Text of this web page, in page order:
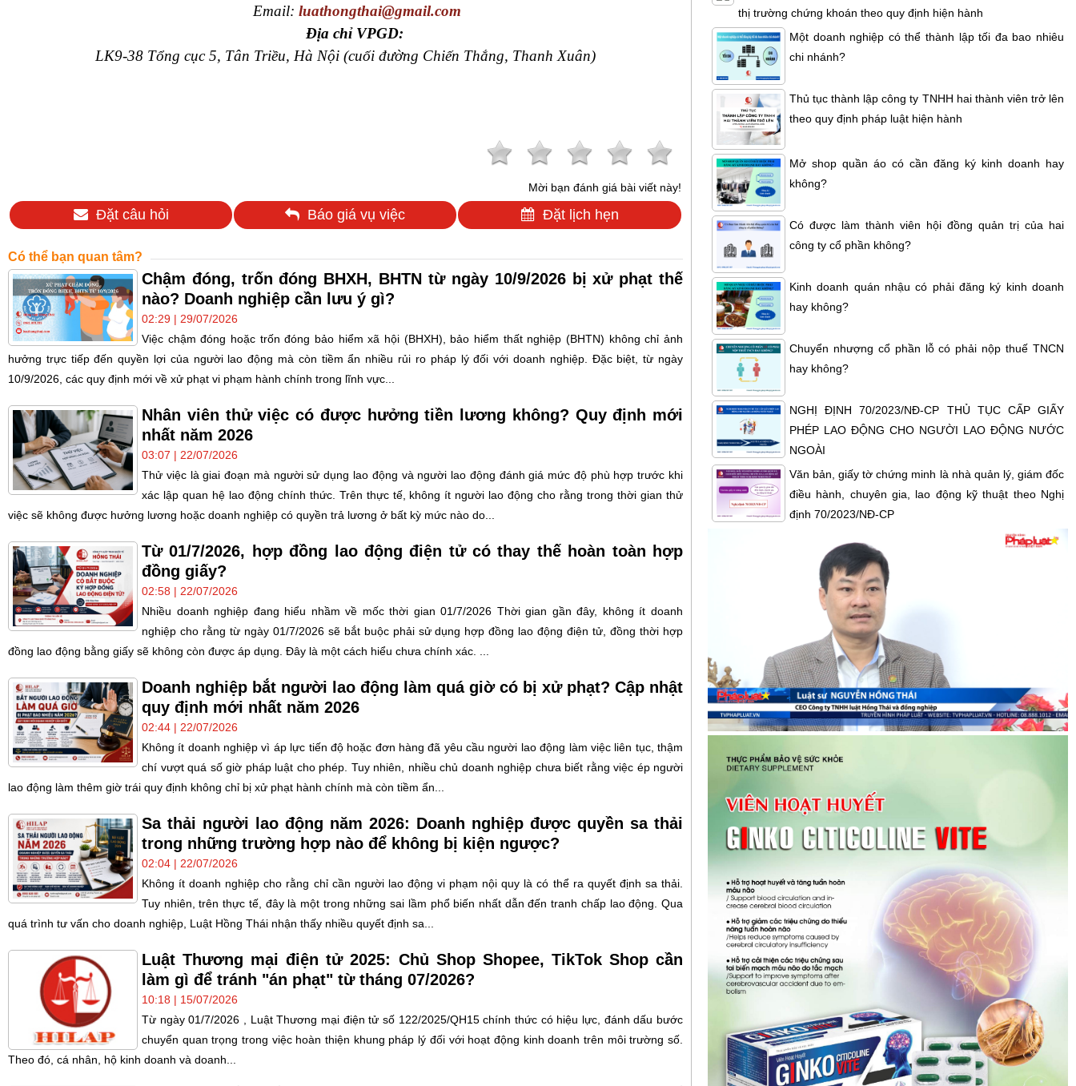
Email: luathongthai@gmail.com
Địa chỉ VPGD:
LK9-38 Tổng cục 5, Tân Triều, Hà Nội (cuối đường Chiến Thắng, Thanh Xuân)
Mời bạn đánh giá bài viết này!
Đặt câu hỏi Báo giá vụ việc Đặt lịch hẹn
Có thể bạn quan tâm?
Chậm đóng, trốn đóng BHXH, BHTN từ ngày 10/9/2026 bị xử phạt thế
nào? Doanh nghiệp cần lưu ý gì?
02:29 | 29/07/2026
Việc chậm đóng hoặc trốn đóng bảo hiểm xã hội (BHXH), bảo hiểm thất nghiệp (BHTN) không chỉ ảnh
hưởng trực tiếp đến quyền lợi của người lao động mà còn tiềm ẩn nhiều rủi ro pháp lý đối với doanh nghiệp. Đặc biệt, từ ngày
10/9/2026, các quy định mới về xử phạt vi phạm hành chính trong lĩnh vực...
Nhân viên thử việc có được hưởng tiền lương không? Quy định mới
nhất năm 2026
03:07 | 22/07/2026
Thử việc là giai đoạn mà người sử dụng lao động và người lao động đánh giá mức độ phù hợp trước khi
xác lập quan hệ lao động chính thức. Trên thực tế, không ít người lao động cho rằng trong thời gian thử
việc sẽ không được hưởng lương hoặc doanh nghiệp có quyền trả lương ở bất kỳ mức nào do...
Từ 01/7/2026, hợp đồng lao động điện tử có thay thế hoàn toàn hợp
đồng giấy?
02:58 | 22/07/2026
Nhiều doanh nghiệp đang hiểu nhầm về mốc thời gian 01/7/2026 Thời gian gần đây, không ít doanh
nghiệp cho rằng từ ngày 01/7/2026 sẽ bắt buộc phải sử dụng hợp đồng lao động điện tử, đồng thời hợp
đồng lao động bằng giấy sẽ không còn được áp dụng. Đây là một cách hiểu chưa chính xác. ...
Doanh nghiệp bắt người lao động làm quá giờ có bị xử phạt? Cập nhật
quy định mới nhất năm 2026
02:44 | 22/07/2026
Không ít doanh nghiệp vì áp lực tiến độ hoặc đơn hàng đã yêu cầu người lao động làm việc liên tục, thậm
chí vượt quá số giờ pháp luật cho phép. Tuy nhiên, nhiều chủ doanh nghiệp chưa biết rằng việc ép người
lao động làm thêm giờ trái quy định không chỉ bị xử phạt hành chính mà còn tiềm ẩn...
Sa thải người lao động năm 2026: Doanh nghiệp được quyền sa thải
trong những trường hợp nào để không bị kiện ngược?
02:04 | 22/07/2026
Không ít doanh nghiệp cho rằng chỉ cần người lao động vi phạm nội quy là có thể ra quyết định sa thải.
Tuy nhiên, trên thực tế, đây là một trong những sai lầm phổ biến nhất dẫn đến tranh chấp lao động. Qua
quá trình tư vấn cho doanh nghiệp, Luật Hồng Thái nhận thấy nhiều quyết định sa...
Luật Thương mại điện tử 2025: Chủ Shop Shopee, TikTok Shop cần
làm gì để tránh "án phạt" từ tháng 07/2026?
10:18 | 15/07/2026
Từ ngày 01/7/2026 , Luật Thương mại điện tử số 122/2025/QH15 chính thức có hiệu lực, đánh dấu bước
chuyển quan trọng trong việc hoàn thiện khung pháp lý đối với hoạt động kinh doanh trên môi trường số.
Theo đó, cá nhân, hộ kinh doanh và doanh...
thị trường chứng khoán theo quy định hiện hành
Một doanh nghiệp có thể thành lập tối đa bao nhiêu
chi nhánh?
Thủ tục thành lập công ty TNHH hai thành viên trở lên
theo quy định pháp luật hiện hành
Mở shop quần áo có cần đăng ký kinh doanh hay
không?
Có được làm thành viên hội đồng quản trị của hai
công ty cổ phần không?
Kinh doanh quán nhậu có phải đăng ký kinh doanh
hay không?
Chuyển nhượng cổ phần lỗ có phải nộp thuế TNCN
hay không?
NGHỊ ĐỊNH 70/2023/NĐ-CP THỦ TỤC CẤP GIẤY
PHÉP LAO ĐỘNG CHO NGƯỜI LAO ĐỘNG NƯỚC
NGOÀI
Văn bản, giấy tờ chứng minh là nhà quản lý, giám đốc
điều hành, chuyên gia, lao động kỹ thuật theo Nghị
định 70/2023/NĐ-CP